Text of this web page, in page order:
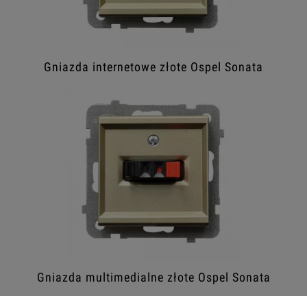
Gniazda internetowe złote Ospel Sonata
Gniazda multimedialne złote Ospel Sonata